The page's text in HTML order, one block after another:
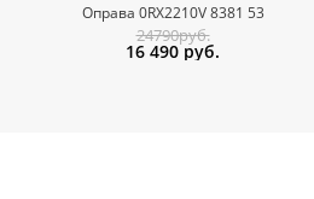
Оправа 0RX2210V 8381 53
24790руб.
16 490 руб.